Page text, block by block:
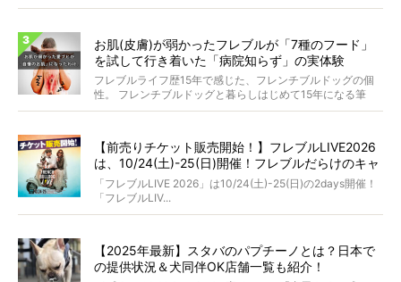
お肌(皮膚)が弱かったフレブルが「7種のフード」
を試して行き着いた「病院知らず」の実体験
フレブルライフ歴15年で感じた、フレンチブルドッグの個
性。 フレンチブルドッグと暮らしはじめて15年になる筆
者...
【前売りチケット販売開始！】フレブルLIVE2026
は、10/24(土)-25(日)開催！フレブルだらけのキャ
ンプ・前夜祭・バスプランも新登場!?
「フレブルLIVE 2026」は10/24(土)-25(日)の2days開催！
「フレブルLIV...
【2025年最新】スタバのパプチーノとは？日本で
の提供状況＆犬同伴OK店舗一覧も紹介！